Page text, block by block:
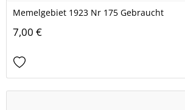
Memelgebiet 1923 Nr 175 Gebraucht
7,00 €